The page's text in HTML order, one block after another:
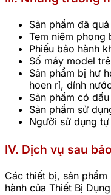
Sản phẩm đã
Tem niêm phong
Phiếu bảo hành
Số máy model
Sản phẩm bị hư
hoen rỉ, dính
Sản phẩm có
Sản phẩm sử
Người sử dụng
IV. Dịch vụ sau
Các thiết bị, sản
hành của Thiết Bị